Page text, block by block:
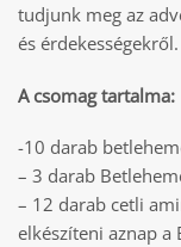
tudjunk meg az
és érdekességekről.
A csomag tartalma:
-10 darab
– 3 darab
– 12 darab cetli
elkészíteni aznap a